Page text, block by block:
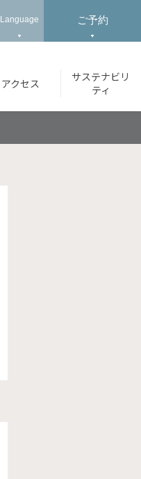
アクセス
サステナビリ
ティ
Language ご予約